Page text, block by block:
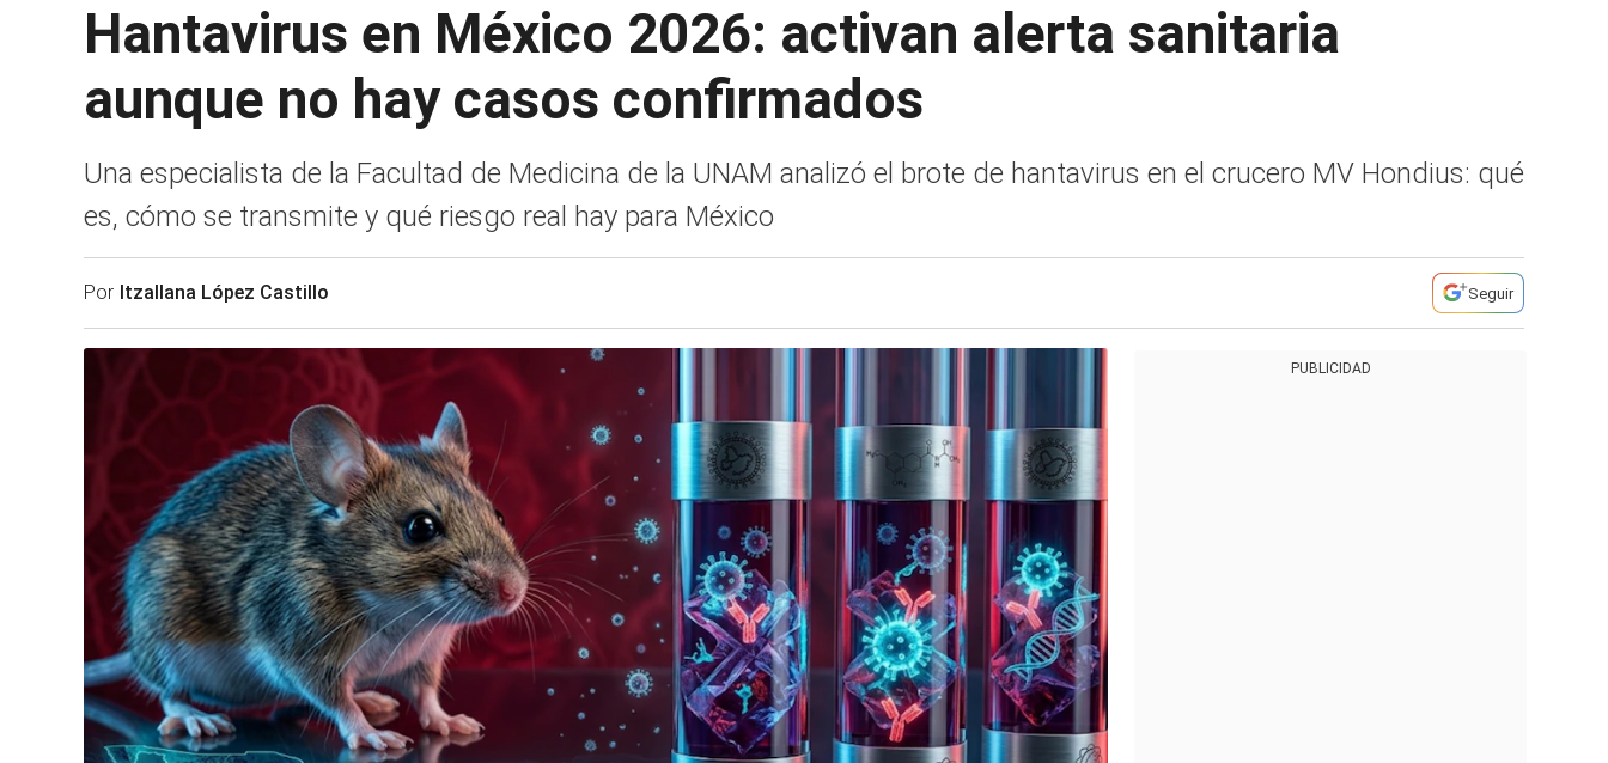
Hantavirus en México 2026: activan alerta sanitaria
aunque no hay casos confirmados
Una especialista de la Facultad de Medicina de la UNAM analizó el brote de hantavirus en el crucero MV Hondius: qué
es, cómo se transmite y qué riesgo real hay para México
Por Itzallana López Castillo Seguir
PUBLICIDAD